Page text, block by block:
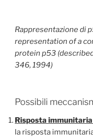
Rappresentazione di
representation of a
protein p53
346, 1994)
Possibili
Risposta
la risposta